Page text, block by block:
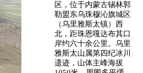
区，位于内蒙古锡林郭
勒盟东乌珠穆沁旗城区
（乌里雅斯太镇）西
北，距珠恩嘎达布其口
岸约六十余公里。乌里
雅斯太山属第四纪冰川
遗迹，山体主峰海拔